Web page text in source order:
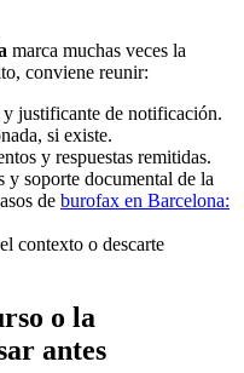
marca muchas veces la
conviene reunir:
justificante de notificación.
si existe.
y respuestas remitidas.
y soporte documental de la
de burofax en Barcelona:
contexto o descarte
o la
antes